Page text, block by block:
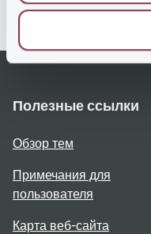
Полезные ссылки
Обзор тем
Примечания для
пользователя
Карта веб-сайта